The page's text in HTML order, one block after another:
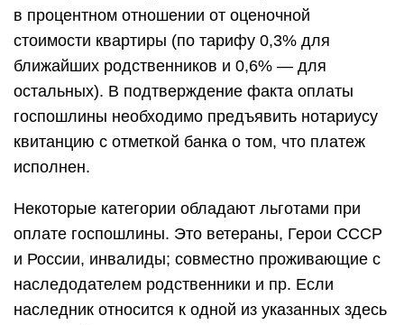
в процентном отношении от оценочной
стоимости квартиры (по тарифу 0,3% для
ближайших родственников и 0,6% — для
остальных). В подтверждение факта оплаты
госпошлины необходимо предъявить нотариусу
квитанцию с отметкой банка о том, что платеж
исполнен.
Некоторые категории обладают льготами при
оплате госпошлины. Это ветераны, Герои СССР
и России, инвалиды; совместно проживающие с
наследодателем родственники и пр. Если
наследник относится к одной из указанных здесь